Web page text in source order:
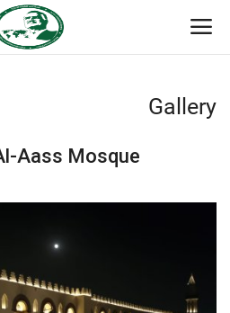
تسجيل الدخول
الصفحة الرئيسية
مدرسة الطليعة الوطنية
حركة ناصر الشبابية
Gallery
Aass Mosque